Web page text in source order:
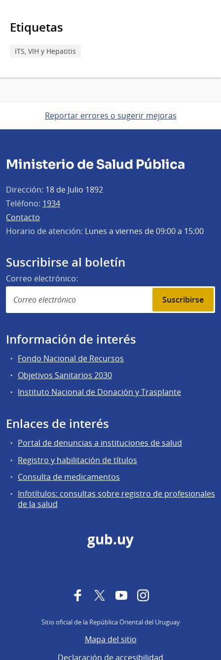
Etiquetas
ITS, VIH y Hepatitis
Reportar errores o sugerir mejoras
Ministerio de Salud Pública
Dirección: 18 de Julio 1892
Teléfono: 1934
Contacto
Horario de atención: Lunes a viernes de 09:00 a 15:00
Suscribirse al boletín
Correo electrónico:
Suscribirse
Información de interés
Fondo Nacional de Recursos
Objetivos Sanitarios 2030
Instituto Nacional de Donación y Trasplante
Enlaces de interés
Portal de denuncias a instituciones de salud
Registro y habilitación de títulos
Consulta de medicamentos
Infotítulos: consultas sobre registro de profesionales
de la salud
gub.uy
FacebookTwitterYouTubeInstagram
Sitio oficial de la República Oriental del Uruguay
Mapa del sitio
Declaración de accesibilidad